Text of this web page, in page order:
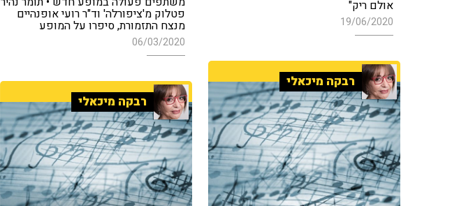
אולם ריק"
19/06/2020 פטלוק מ'ציפורלה' וד"ר רועי אופנהיים
מנצח התזמורת, סיפרו על המופע
06/03/2020
רבקה מיכאלי
רבקה מיכאלי